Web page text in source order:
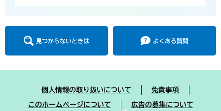
見つからないときは よくある質問
個人情報の取り扱いについて 免責事項
このホームページについて 広告の募集について